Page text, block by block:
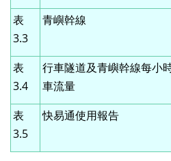
表
3.3
青嶼幹線
表
3.4
行車隧道及青嶼幹線每小
車流量
表
3.5
快易通使用報告